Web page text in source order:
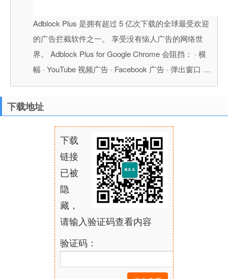
Adblock Plus 是拥有超过 5 亿次下载的全球最受欢迎
的广告拦截软件之一。 享受没有恼人广告的网络世
界。 Adblock Plus for Google Chrome 会阻挡： · 横
幅 · YouTube 视频广告 · Facebook 广告 · 弹出窗口 …
下载地址
下载
链接
已被
隐
藏，
请输入验证码查看内容
验证码：